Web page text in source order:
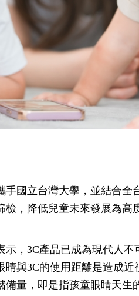
國立台灣大學，並結合全
，降低兒童未來發展為高
，3C產品已成為現代人
與3C的使用距離是造成
量，即是指孩童眼睛天生